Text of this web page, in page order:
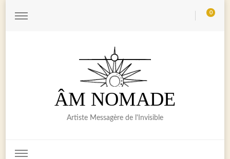
0
ÂM NOMADE
Artiste Messagère de l'Invisible